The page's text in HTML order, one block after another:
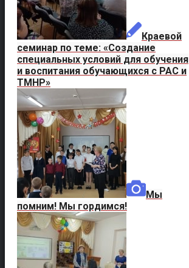
Краевой
семинар по теме: «Создание
специальных условий для обучения
и воспитания обучающихся с РАС и
ТМНР»
Мы
помним! Мы гордимся!